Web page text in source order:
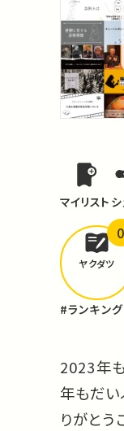
マイリスト
ヤクダツ
0
#ランキング
2023年
年もだい
りがとう